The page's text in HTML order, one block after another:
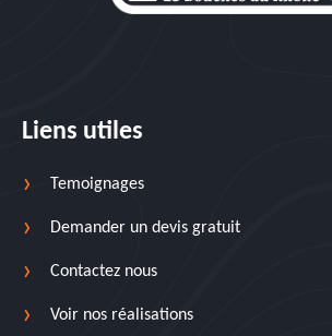
Liens utiles
Temoignages
Demander un devis gratuit
Contactez nous
Voir nos réalisations